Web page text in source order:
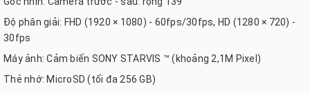
Độ phân giải: FHD (1920 × 1080) - 60fps/30fps, HD (1280 × 720) -
30fps
Máy ảnh: Cảm biến SONY STARVIS ™ (khoảng 2,1M Pixel)
Thẻ nhớ: MicroSD (tối đa 256 GB)